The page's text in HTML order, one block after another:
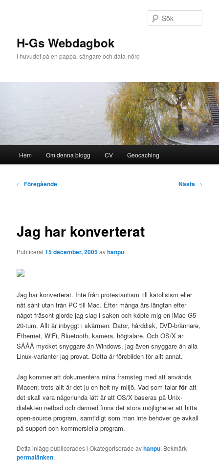
H-Gs Webdagbok
I huvudet på en pappa, sångare och data-nörd
Hem Om denna blogg CV Geocaching
Inläggsnavigering
← Föregående Nästa →
Jag har konverterat
Publicerat15 december, 2005avhanpu
Jag har konverterat. Inte från protestantism till katolisism eller
nåt sånt utan från PC till Mac. Efter många års längtan efter
något fräscht gjorde jag slag i saken och köpte mig en iMac G5
20-tum. Allt är inbyggt i skärmen: Dator, hårddisk, DVD-brännare,
Ethernet, WiFi, Bluetooth, kamera, högtalare. Och OS/X är
SÅÅÅ mycket snyggare än Windows, jag även snyggare än alla
Linux-varianter jag provat. Detta är förebilden för allt annat.
Jag kommer att dokumentera mina framsteg med att använda
iMacen; trots allt är det ju en helt ny miljö. Vad som talarför att
det skall vara någorlunda lätt är att OS/X baseras på Unix-
dialekten netbsd och därmed finns det stora möjligheter att hitta
open-source program, samtidigt som man inte behöver ge avkall
på support och kommersiella program.
Detta inlägg publicerades i Okategoriserade avhanpu. Bokmärk
permalänken.